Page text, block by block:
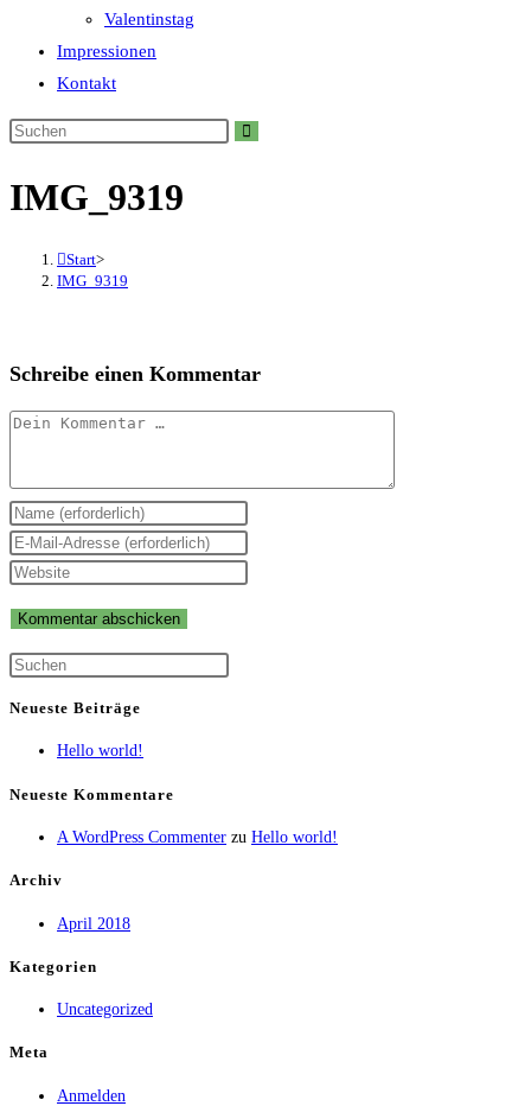
Valentinstag
Impressionen
Kontakt
IMG_9319
Start>
IMG_9319
Schreibe einen Kommentar
Kommentar
Gib
deinen
Namen
Benutzernamen
zum
Gib
deine
Mail-
Adresse
Gib
Website-
URL
Neueste Beiträge
Hello world!
Neueste Kommentare
A WordPress Commenter zu Hello world!
Archiv
April 2018
Kategorien
Uncategorized
Meta
Anmelden